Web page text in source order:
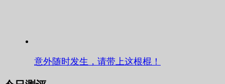
意外随时发生，请带上这根棍！